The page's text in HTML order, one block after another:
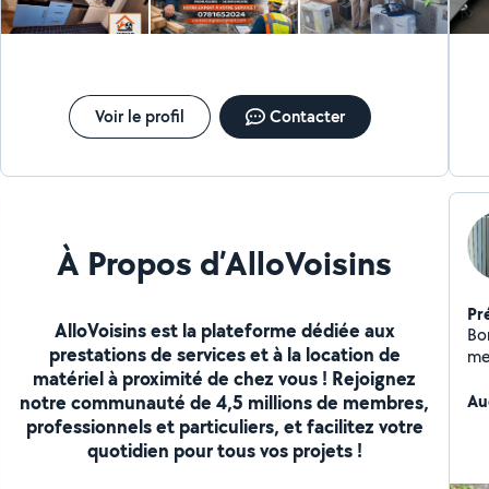
Voir le profil Contacter
À Propos d’AlloVoisins
AlloVoisins est la plateforme dédiée aux
prestations de services et à la location de
matériel à proximité de chez vous ! Rejoignez
notre communauté de 4,5 millions de membres,
professionnels et particuliers, et facilitez votre
quotidien pour tous vos projets !